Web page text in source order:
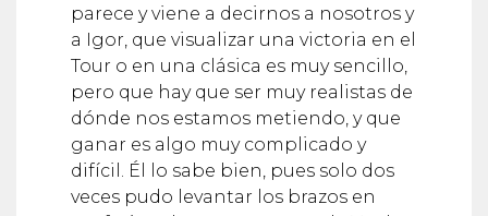
parece y viene a decirnos a nosotros y
a Igor, que visualizar una victoria en el
Tour o en una clásica es muy sencillo,
pero que hay que ser muy realistas de
dónde nos estamos metiendo, y que
ganar es algo muy complicado y
difícil. Él lo sabe bien, pues solo dos
veces pudo levantar los brazos en